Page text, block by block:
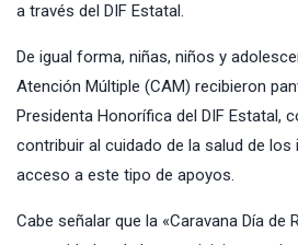
a través del DIF Estatal.
De igual forma, niñas, niños y
Atención Múltiple (CAM) recibieron
Presidenta Honorífica del DIF Estatal,
contribuir al cuidado de la salud de
acceso a este tipo de apoyos.
Cabe señalar que la «Caravana Día de